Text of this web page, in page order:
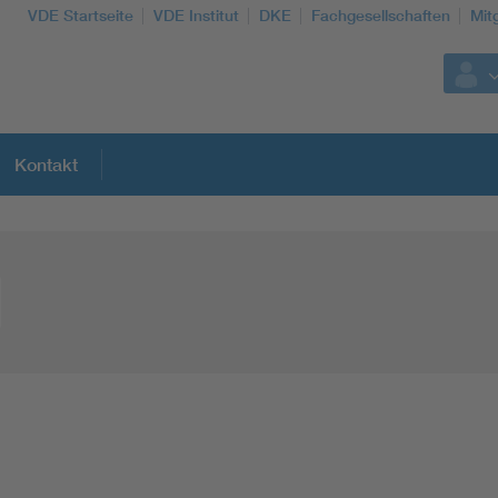
VDE Startseite VDE Institut DKE Fachgesellschaften
Kontakt